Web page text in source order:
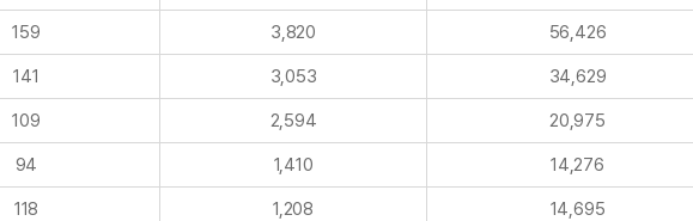
159 3,820 56,426
141 3,053 34,629
109 2,594 20,975
94 1,410 14,276
118 1,208 14,695